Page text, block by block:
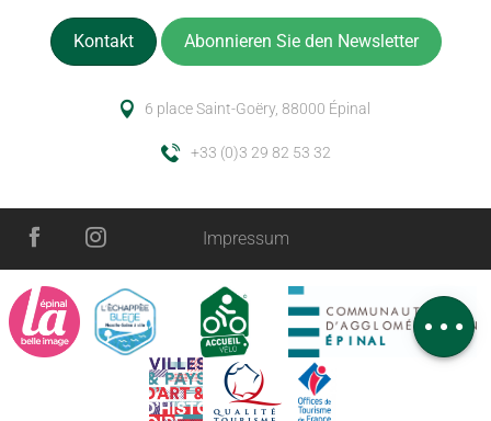
Zeitplan
Kommentare
Kontakt Abonnieren Sie den Newsletter
6 place Saint-Goëry, 88000 Épinal
+33 (0)3 29 82 53 32
Impressum